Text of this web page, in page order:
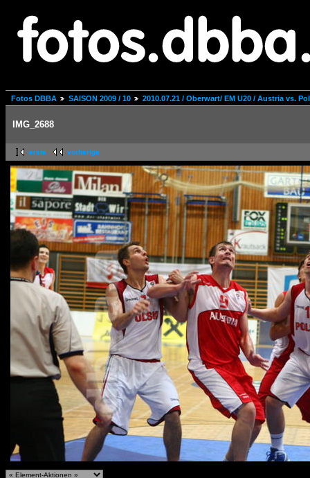
Fotos DBBA SAISON 2009 / 10 2010.07.21 / Oberwart/ EM U20 / Austria vs.
IMG_2688
erste vorherige